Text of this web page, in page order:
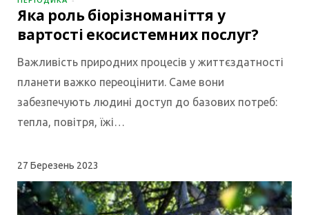
Яка роль біорізноманіття у
вартості екосистемних послуг?
Важливість природних процесів у життєздатності
планети важко переоцінити. Саме вони
забезпечують людині доступ до базових потреб:
тепла, повітря, їжі…
27 Березень 2023